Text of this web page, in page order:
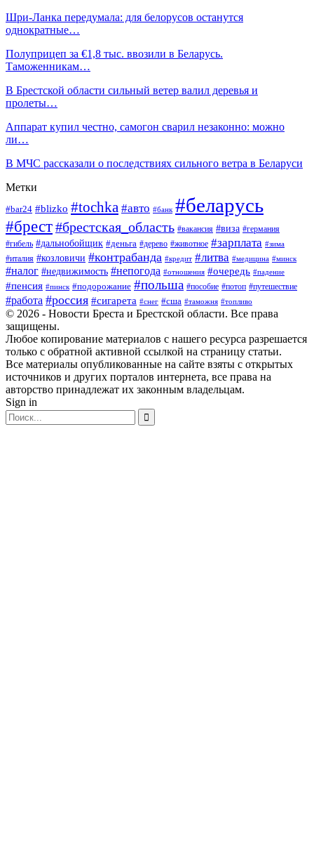
Шри-Ланка передумала: для белорусов останутся
однократные…
Полуприцеп за €1,8 тыс. ввозили в Беларусь.
Таможенникам…
В Брестской области сильный ветер валил деревья и
пролеты…
Аппарат купил честно, самогон сварил незаконно: можно
ли…
В МЧС рассказали о последствиях сильного ветра в Беларуси
Метки
#bar24 #blizko #tochka #авто #банк #беларусь
#брест#брестская_область #вакансия #виза #германия
#гибель #дальнобойщик #деньга #дерево #животное #зарплата #зима
#италия #козловичи #контрабанда #кредит #литва #медицина #минск
#налог #недвижимость #непогода #отношения #очередь #падение
#пенсия #пинск #подорожание #польша #пособие #потоп #путешествие
#работа #россия #сигарета #снег #сша #таможня #топливо
© 2026 - Новости Бреста и Брестской области. Все права
защищены.
Любое копирование материалов с нашего ресурса разрешается
только с обратной активной ссылкой на страницу статьи.
Все материалы опубликованные на сайте взяты с открытых
источников и других порталов интернета, все права на
авторство принадлежат их законным владельцам.
Sign in